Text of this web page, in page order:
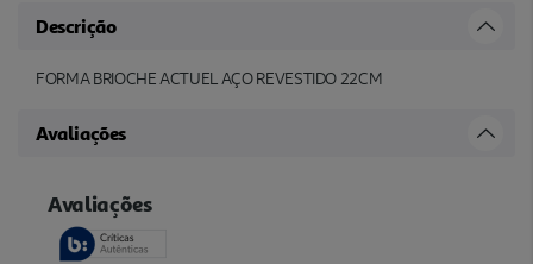
Descrição
FORMA BRIOCHE ACTUEL AÇO REVESTIDO 22CM
Avaliações